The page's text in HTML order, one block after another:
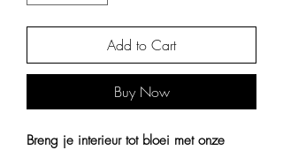
Add to Cart
Buy Now
Breng je interieur tot bloei met onze